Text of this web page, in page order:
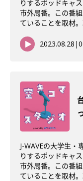
りするポッドキャ
市外局番。この番
ていることを取材
2023.08.28 |
J-WAVEの大学生・
りするポッドキャ
市外局番。この番
ていることを取材